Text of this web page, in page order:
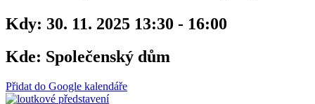
Kdy: 30. 11. 2025 13:30 - 16:00
Kde: Společenský dům
Přidat do Google kalendáře